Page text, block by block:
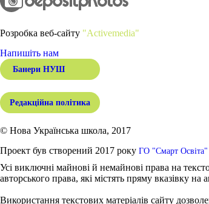
Розробка веб-сайту "Activemedia"
Напишіть нам
Банери НУШ
Редакційна політика
© Нова Українська школа, 2017
Проект був створений 2017 року ГО "Смарт Освіта"
Усі виключні майнові й немайнові права на
авторського права, які містять пряму вказівку на
Використання текстових матеріалів сайту